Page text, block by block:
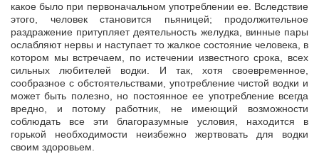
какое было при первоначальном употреблении ее. Вследствие
этого, человек становится пьяницей; продолжительное
раздражение притупляет деятельность желудка, винные пары
ослабляют нервы и наступает то жалкое состояние человека, в
котором мы встречаем, по истечении известного срока, всех
сильных любителей водки. И так, хотя своевременное,
сообразное с обстоятельствами, употребление чистой водки и
может быть полезно, но постоянное ее употребление всегда
вредно, и потому работник, не имеющий возможности
соблюдать все эти благоразумные условия, находится в
горькой необходимости неизбежно жертвовать для водки
своим здоровьем.